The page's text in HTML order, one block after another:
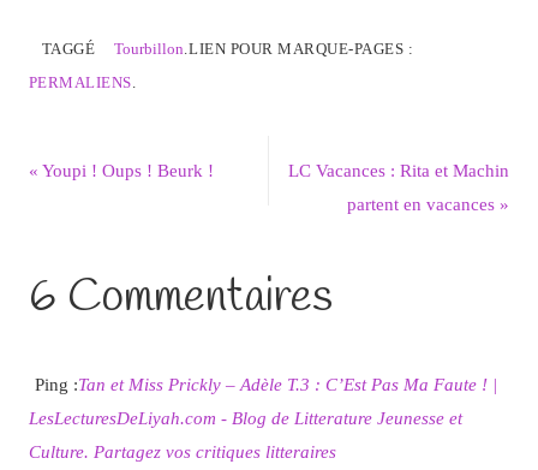
TAGGÉ Tourbillon LIEN POUR MARQUE-PAGES :
PERMALIENS
« Youpi ! Oups ! Beurk !
LC Vacances : Rita et Machin
partent en vacances»
6 Commentaires
Ping :Tan et Miss Prickly – Adèle T.3 : C’Est Pas Ma Faute ! |
LesLecturesDeLiyah.com - Blog de Litterature Jeunesse et
Culture. Partagez vos critiques litteraires